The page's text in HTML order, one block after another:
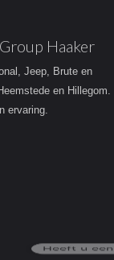
Haaker
Jeep, Brute en
en Hillegom.
ervaring.
Heeft u